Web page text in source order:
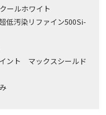
ールホワイト
低汚染リファイン500Si-
ント マックスシールド